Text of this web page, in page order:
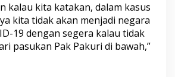
kalau kita katakan, dalam kasus
kita tidak akan menjadi negara
19 dengan segera kalau tidak
pasukan Pak Pakuri di bawah,”